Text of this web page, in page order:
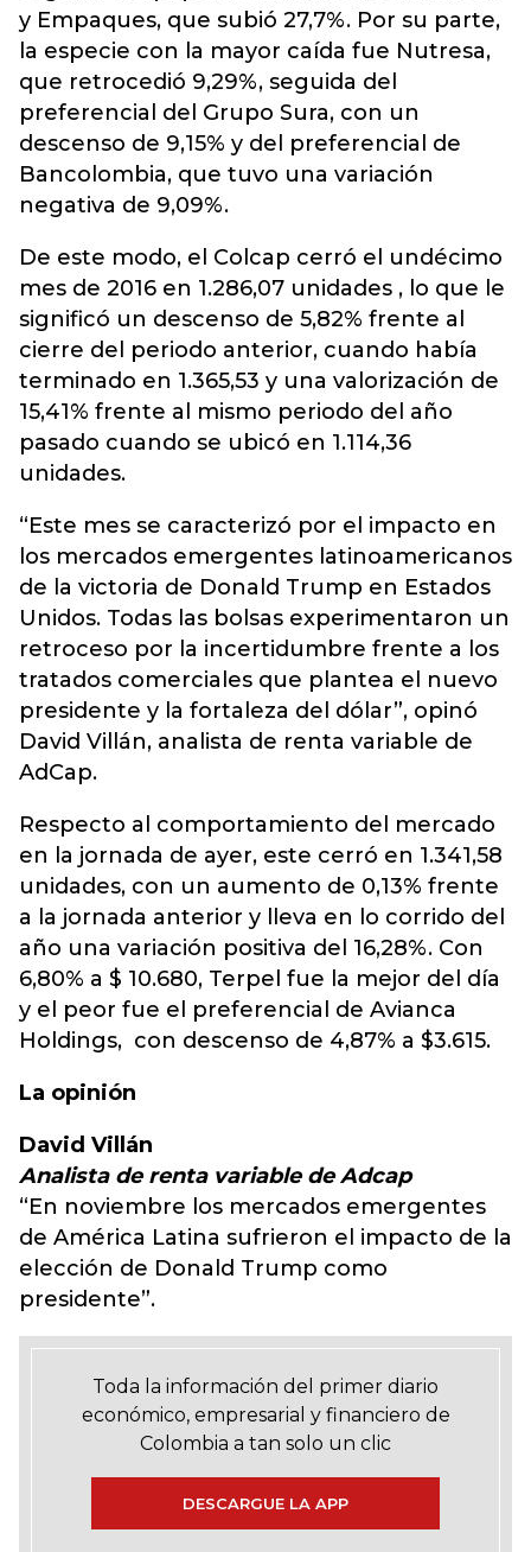
y Empaques, que subió 27,7%. Por su parte,
la especie con la mayor caída fue Nutresa,
que retrocedió 9,29%, seguida del
preferencial del Grupo Sura, con un
descenso de 9,15% y del preferencial de
Bancolombia, que tuvo una variación
negativa de 9,09%.
De este modo, el Colcap cerró el undécimo
mes de 2016 en 1.286,07 unidades , lo que le
significó un descenso de 5,82% frente al
cierre del periodo anterior, cuando había
terminado en 1.365,53 y una valorización de
15,41% frente al mismo periodo del año
pasado cuando se ubicó en 1.114,36
unidades.
“Este mes se caracterizó por el impacto en
los mercados emergentes latinoamericanos
de la victoria de Donald Trump en Estados
Unidos. Todas las bolsas experimentaron un
retroceso por la incertidumbre frente a los
tratados comerciales que plantea el nuevo
presidente y la fortaleza del dólar”, opinó
David Villán, analista de renta variable de
AdCap.
Respecto al comportamiento del mercado
en la jornada de ayer, este cerró en 1.341,58
unidades, con un aumento de 0,13% frente
a la jornada anterior y lleva en lo corrido del
año una variación positiva del 16,28%. Con
6,80% a $ 10.680, Terpel fue la mejor del día
y el peor fue el preferencial de Avianca
Holdings, con descenso de 4,87% a $3.615.
La opinión
David Villán
Analista de renta variable de Adcap
“En noviembre los mercados emergentes
de América Latina sufrieron el impacto de la
elección de Donald Trump como
presidente”.
Toda la información del primer diario
económico, empresarial y financiero de
Colombia a tan solo un clic
DESCARGUE LA APP